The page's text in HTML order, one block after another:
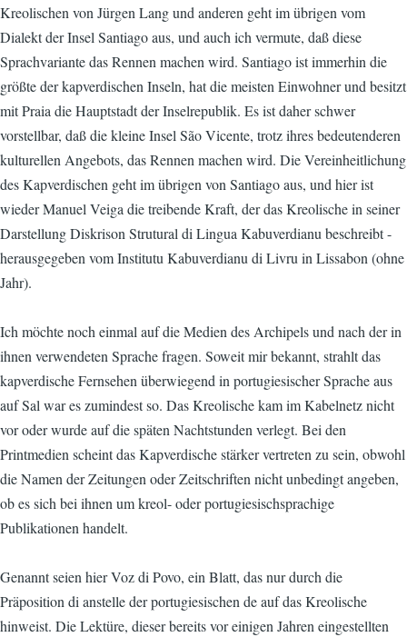
Kreolischen von Jürgen Lang und anderen geht im übrigen vom
Dialekt der Insel Santiago aus, und auch ich vermute, daß diese
Sprachvariante das Rennen machen wird. Santiago ist immerhin die
größte der kapverdischen Inseln, hat die meisten Einwohner und besitzt
mit Praia die Hauptstadt der Inselrepublik. Es ist daher schwer
vorstellbar, daß die kleine Insel São Vicente, trotz ihres bedeutenderen
kulturellen Angebots, das Rennen machen wird. Die Vereinheitlichung
des Kapverdischen geht im übrigen von Santiago aus, und hier ist
wieder Manuel Veiga die treibende Kraft, der das Kreolische in seiner
Darstellung Diskrison Strutural di Lingua Kabuverdianu beschreibt -
herausgegeben vom Institutu Kabuverdianu di Livru in Lissabon (ohne
Jahr).
Ich möchte noch einmal auf die Medien des Archipels und nach der in
ihnen verwendeten Sprache fragen. Soweit mir bekannt, strahlt das
kapverdische Fernsehen überwiegend in portugiesischer Sprache aus 
auf Sal war es zumindest so. Das Kreolische kam im Kabelnetz nicht
vor oder wurde auf die späten Nachtstunden verlegt. Bei den
Printmedien scheint das Kapverdische stärker vertreten zu sein, obwohl
die Namen der Zeitungen oder Zeitschriften nicht unbedingt angeben,
ob es sich bei ihnen um kreol- oder portugiesischsprachige
Publikationen handelt.
Genannt seien hier Voz di Povo, ein Blatt, das nur durch die
Präposition di anstelle der portugiesischen de auf das Kreolische
hinweist. Die Lektüre, dieser bereits vor einigen Jahren eingestellten